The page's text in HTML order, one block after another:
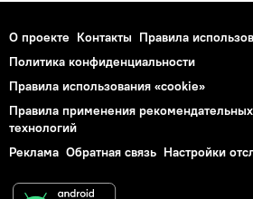
О проекте Контакты Правила
Политика конфиденциальности
Правила использования «cookie»
Правила применения рекомендательных
технологий
Реклама Обратная связь Настройки